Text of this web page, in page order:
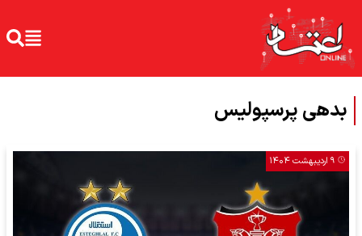
بدهی پرسپولیس
۹ اردیبهشت ۱۴۰۴